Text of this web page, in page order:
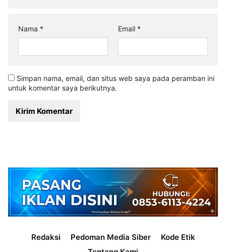
Nama * Email *
Simpan nama, email, dan situs web saya pada peramban ini
untuk komentar saya berikutnya.
Redaksi Pedoman Media Siber
Kode Etik